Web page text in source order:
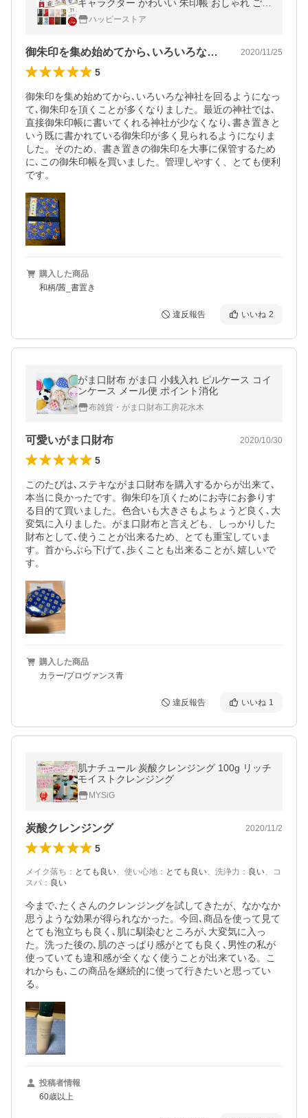
キャラクター かわいい 朱印帳 おしゃれ ご朱
印帳 書き置き御朱印帳 御城印 ポケット 貼ら
ない 差し込み お寺 神社
ハッピーストア
御朱印を集め始めてから､いろいろな神社… 2020/11/25
5
御朱印を集め始めてから､いろいろな神社を回るようになっ
て､御朱印を頂くことが多くなりました。最近の神社では､
直接御朱印帳に書いてくれる神社が少なくなり､書き置きと
いう既に書かれている御朱印が多く見られるようになりま
した。そのため、書き置きの御朱印を大事に保管するため
に､この御朱印帳を買いました。管理しやすく、とても便利
です。
購入した商品
和柄/茜_書置き
違反報告 いいね 2
がま口財布 がま口 小銭入れ ピルケース コイ
ンケース メール便 ポイント消化
布雑貨・がま口財布工房花水木
可愛いがま口財布 2020/10/30
5
このたびは､ステキながま口財布を購入するからが出来て､
本当に良かったです。御朱印を頂くためにお寺にお参りす
る目的て買いました。色合いも大きさもよちょうど良く､大
変気に入りました。がま口財布と言えども、しっかりした
財布として､使うことが出来るため、とても重宝していま
す。首からぶら下げて､歩くことも出来ることが､嬉しいで
す。
購入した商品
カラー/プロヴァンス青
違反報告 いいね 1
肌ナチュール 炭酸クレンジング 100g リッチ
モイストクレンジング
MYSiG
炭酸クレンジング 2020/11/2
5
メイク落ち ： とても良い、 使い心地 ： とても良い、 洗浄力 ： 良い、
コ
スパ ： 良い
今まで､たくさんのクレンジングを試してきたが、なかなか
思うような効果が得られなかった。今回､商品を使って見て
とても泡立ちも良く､肌に馴染むところが､大変気に入っ
た。洗った後の､肌のさっぱり感がとても良く､男性の私が
使っていても違和感が全くなく使うことが出来ている。こ
れからも､この商品を継続的に使って行きたいと思ってい
る。
投稿者情報
60歳以上